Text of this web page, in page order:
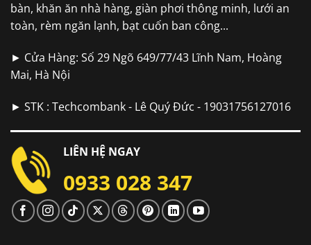
bàn, khăn ăn nhà hàng, giàn phơi thông minh, lưới an
toàn, rèm ngăn lạnh, bạt cuốn ban công...
► Cửa Hàng: Số 29 Ngõ 649/77/43 Lĩnh Nam, Hoàng
Mai, Hà Nội
► STK : Techcombank - Lê Quý Đức - 19031756127016
LIÊN HỆ NGAY
0933 028 347